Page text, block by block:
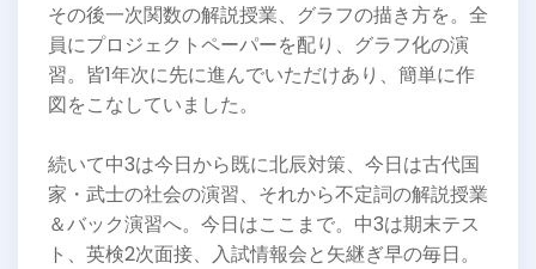
その後一次関数の解説授業、グラフの描き方を。全
員にプロジェクトペーパーを配り、グラフ化の演
習。皆1年次に先に進んでいただけあり、簡単に作
図をこなしていました。
続いて中3は今日から既に北辰対策、今日は古代国
家・武士の社会の演習、それから不定詞の解説授業
＆バック演習へ。今日はここまで。中3は期末テス
ト、英検2次面接、入試情報会と矢継ぎ早の毎日。